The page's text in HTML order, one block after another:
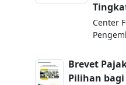
Center
Brevet
Pilihan